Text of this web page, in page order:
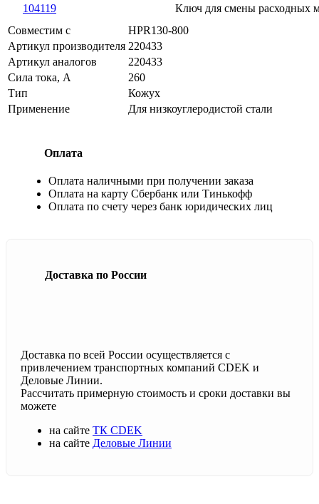
104119
Ключ для смены расходных
Совместим с
HPR130-800
Артикул производителя 220433
Артикул аналогов
220433
Сила тока, А
260
Тип
Кожух
Применение
Для низкоуглеродистой стали
Оплата
Оплата наличными при получении заказа
Оплата на карту Сбербанк или Тинькофф
Оплата по счету через банк юридических лиц
Доставка по России
Доставка по всей России осуществляется с
привлечением транспортных компаний CDEK и
Деловые Линии.
Рассчитать примерную стоимость и сроки доставки вы
можете
на сайте ТК CDEK
на сайте Деловые Линии